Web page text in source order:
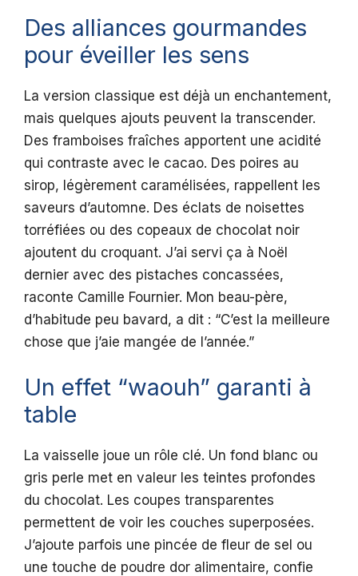
Des alliances gourmandes
pour éveiller les sens
La version classique est déjà un enchantement,
mais quelques ajouts peuvent la transcender.
Des framboises fraîches apportent une acidité
qui contraste avec le cacao. Des poires au
sirop, légèrement caramélisées, rappellent les
saveurs d’automne. Des éclats de noisettes
torréfiées ou des copeaux de chocolat noir
ajoutent du croquant. J’ai servi ça à Noël
dernier avec des pistaches concassées,
raconte Camille Fournier. Mon beau-père,
d’habitude peu bavard, a dit : “C’est la meilleure
chose que j’aie mangée de l’année.”
Un effet “waouh” garanti à
table
La vaisselle joue un rôle clé. Un fond blanc ou
gris perle met en valeur les teintes profondes
du chocolat. Les coupes transparentes
permettent de voir les couches superposées.
J’ajoute parfois une pincée de fleur de sel ou
une touche de poudre dor alimentaire, confie